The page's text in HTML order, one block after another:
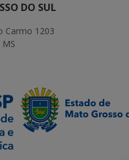
DO SUL
Carmo 1203